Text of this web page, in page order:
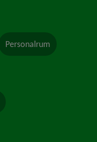
Personalrum